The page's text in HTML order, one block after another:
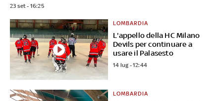
23 set - 16:25
L'appello della HC Milano
Devils per continuare a
usare il Palasesto
LOMBARDIA
14 lug - 12:44
LOMBARDIA